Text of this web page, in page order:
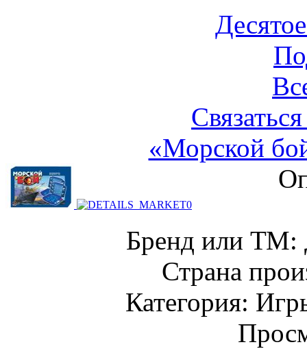
«Морской
Бренд или ТМ:
Страна
Категория: